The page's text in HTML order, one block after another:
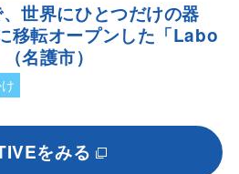
世界にひとつだけの器
移転オープンした「Labo
名護市）
をみる